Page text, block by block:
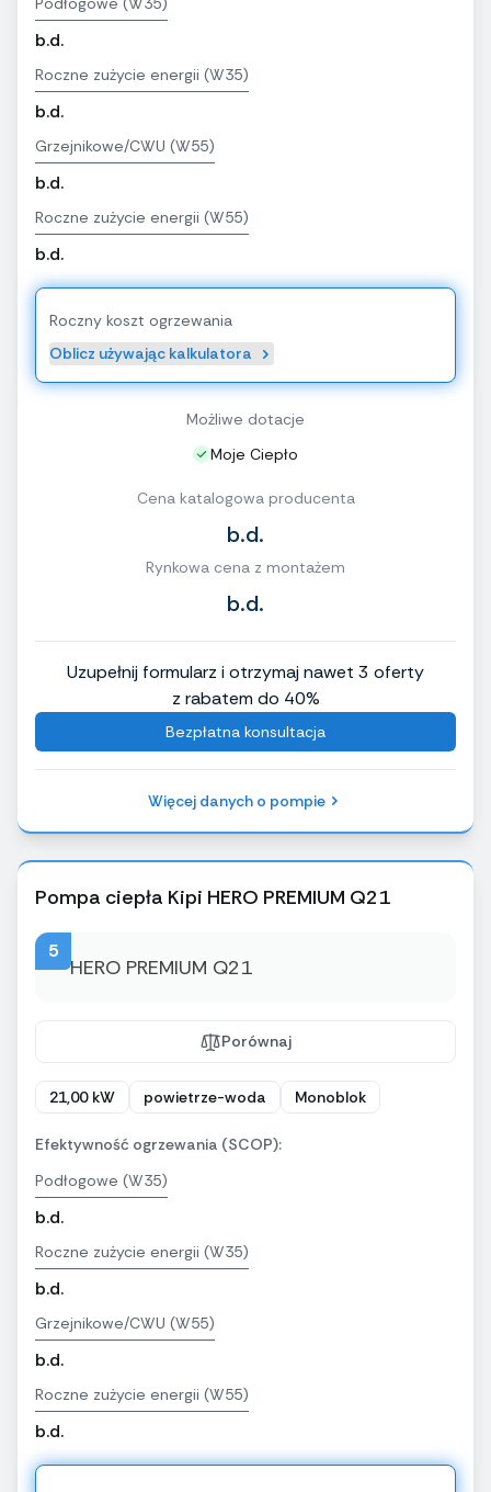
b.d.
Roczne zużycie energii (W35)
b.d.
Grzejnikowe/CWU (W55)
b.d.
Roczne zużycie energii (W55)
b.d.
Roczny koszt ogrzewania
Oblicz używając kalkulatora
Możliwe dotacje
Moje Ciepło
Cena katalogowa producenta
b.d.
Rynkowa cena z montażem
b.d.
Uzupełnij formularz i otrzymaj nawet 3 oferty
z rabatem do 40%
Bezpłatna konsultacja
Więcej danych o pompie
Pompa ciepła Kipi HERO PREMIUM Q21
5
Porównaj
21,00 kW powietrze-woda Monoblok
Efektywność ogrzewania (SCOP):
Podłogowe (W35)
b.d.
Roczne zużycie energii (W35)
b.d.
Grzejnikowe/CWU (W55)
b.d.
Roczne zużycie energii (W55)
b.d.